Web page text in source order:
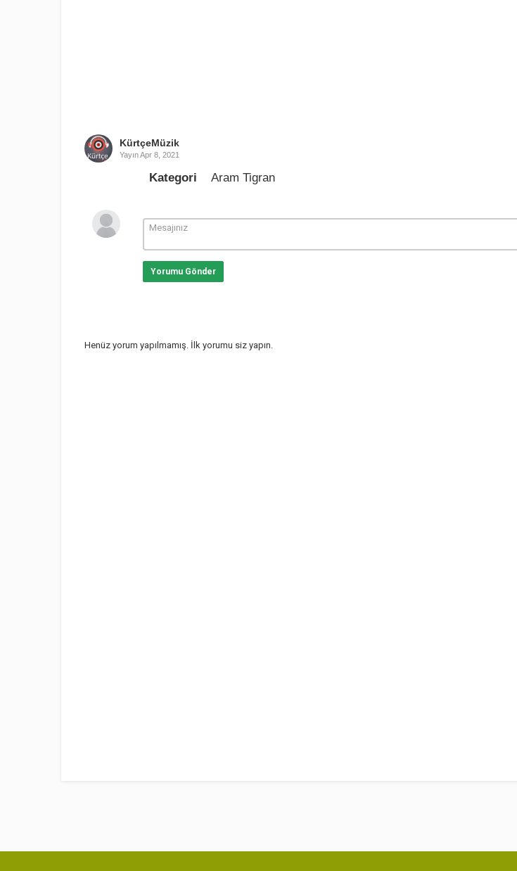
KürtçeMüzik
YayınApr 8, 2021
Kategori Aram Tigran
Yorumu Gönder
Henüz yorum yapılmamış. İlk yorumu siz yapın.